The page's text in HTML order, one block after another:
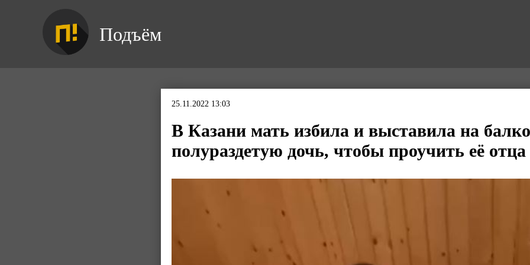
Подъём
25.11.2022 13:03
В Казани мать избила и выставила на
полураздетую дочь, чтобы проучить её отца